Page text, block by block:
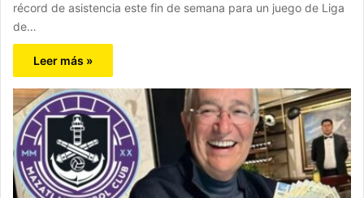
récord de asistencia este fin de semana para un juego de Liga
de…
Leer más »